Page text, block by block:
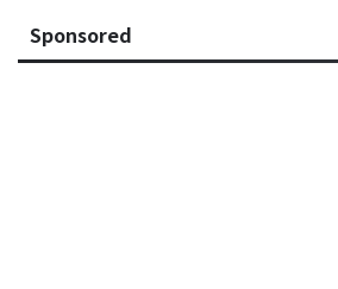
Sponsored